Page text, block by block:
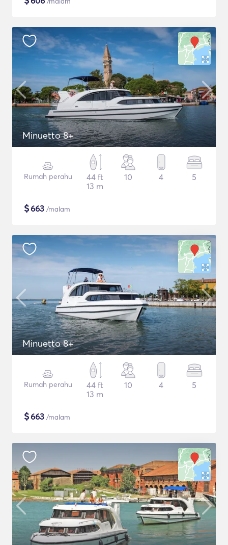
Minuetto 8+
Rumah perahu
44 ft
13 m
10 4 5
$663 /malam
Minuetto 8+
Rumah perahu
44 ft
13 m
10 4 5
$663 /malam